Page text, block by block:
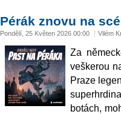
Pérák znovu na
Pondělí, 25 Květen 2026 00:00 Vilém
Za
veškerou
Praze
botách,